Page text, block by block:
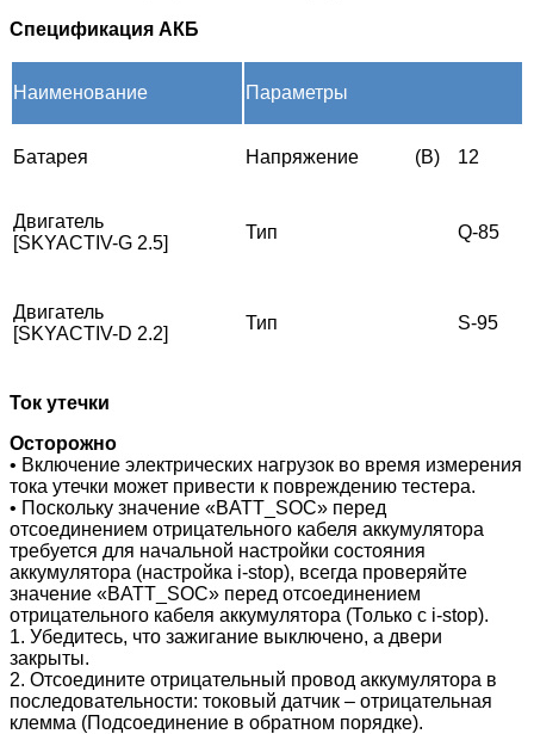
Спецификация АКБ
Наименование Параметры
Батарея Напряжение (В) 12
Двигатель
[SKYACTIV-G 2.5]
Тип Q-85
Двигатель
[SKYACTIV-D 2.2]
Тип S-95
Ток утечки
Осторожно
• Включение электрических нагрузок во время измерения
тока утечки может привести к повреждению тестера.
• Поскольку значение «BATT_SOC» перед
отсоединением отрицательного кабеля аккумулятора
требуется для начальной настройки состояния
аккумулятора (настройка i-stop), всегда проверяйте
значение «BATT_SOC» перед отсоединением
отрицательного кабеля аккумулятора (Только с i-stop).
1. Убедитесь, что зажигание выключено, а двери
закрыты.
2. Отсоедините отрицательный провод аккумулятора в
последовательности: токовый датчик – отрицательная
клемма (Подсоединение в обратном порядке).